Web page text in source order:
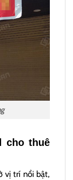
cho thuê
vị trí nổi bật,